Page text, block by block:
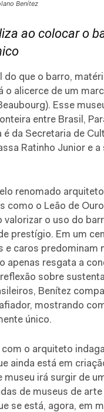
Benítez
ao colocar o
do que o barro,
o alicerce de um
Esse
entre Brasil,
é da Secretaria de
Ratinho Junior e
renomado
como o Leão de
valorizar o uso do
prestígio. Em um
caros predominam
apenas resgata a
sobre
Benítez
mostrando
único.
com o arquiteto
ainda está em
museu irá surgir de
de museus de
se está, agora, em